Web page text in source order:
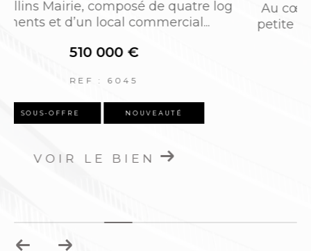
Dans le centre d’Oullins, à quelques mètr
es de la mairie, du métro et de toutes les